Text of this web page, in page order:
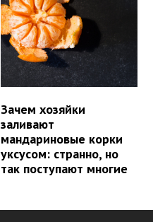
Зачем хозяйки
заливают
мандариновые корки
уксусом: странно, но
так поступают многие